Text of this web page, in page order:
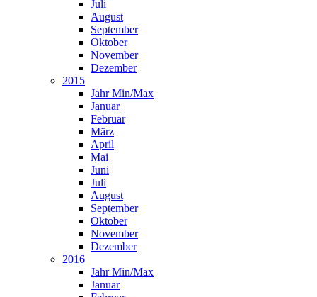
Juli
August
September
Oktober
November
Dezember
2015
Jahr Min/Max
Januar
Februar
März
April
Mai
Juni
Juli
August
September
Oktober
November
Dezember
2016
Jahr Min/Max
Januar